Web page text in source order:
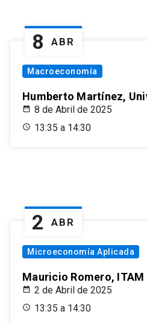
8 ABR
Macroeconomía
Humberto Martínez,
8 de Abril de 2025
13:35 a 14:30
2 ABR
Microeconomía Aplicada
Mauricio Romero, ITAM
2 de Abril de 2025
13:35 a 14:30